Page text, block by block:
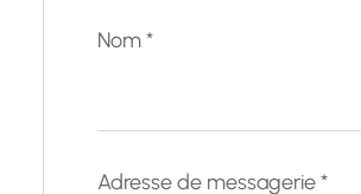
Nom*
Adresse de messagerie*